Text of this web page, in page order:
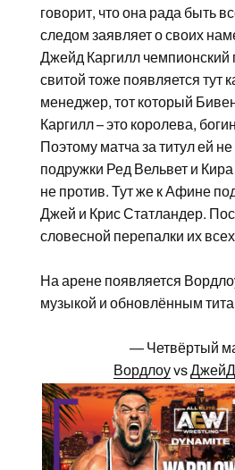
говорит, что она рада быть
следом заявляет о своих
Джейд Каргилл чемпионский
свитой тоже появляется тут
менеджер, тот который
Каргилл – это королева,
Поэтому матча за титул ей
подружки Ред Вельвет и
не против. Тут же к Афине
Джей и Крис Статландер.
словесной перепалки их
На арене появляется
музыкой и обновлённым
— Четвёртый
Вордлоуvs